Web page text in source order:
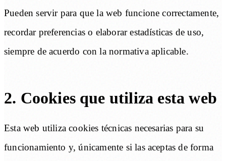
Pueden servir para que la web funcione correctamente,
recordar preferencias o elaborar estadísticas de uso,
siempre de acuerdo con la normativa aplicable.
2. Cookies que utiliza esta web
Esta web utiliza cookies técnicas necesarias para su
funcionamiento y, únicamente si las aceptas de forma